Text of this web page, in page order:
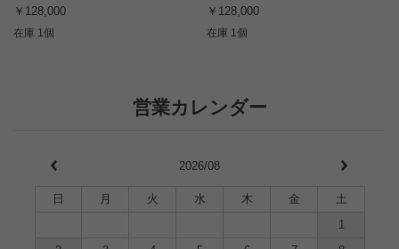
￥128,000
在庫 1個
￥128,000
在庫 1個
営業カレンダー
2026/08
日 月 火 水 木 金
土
1